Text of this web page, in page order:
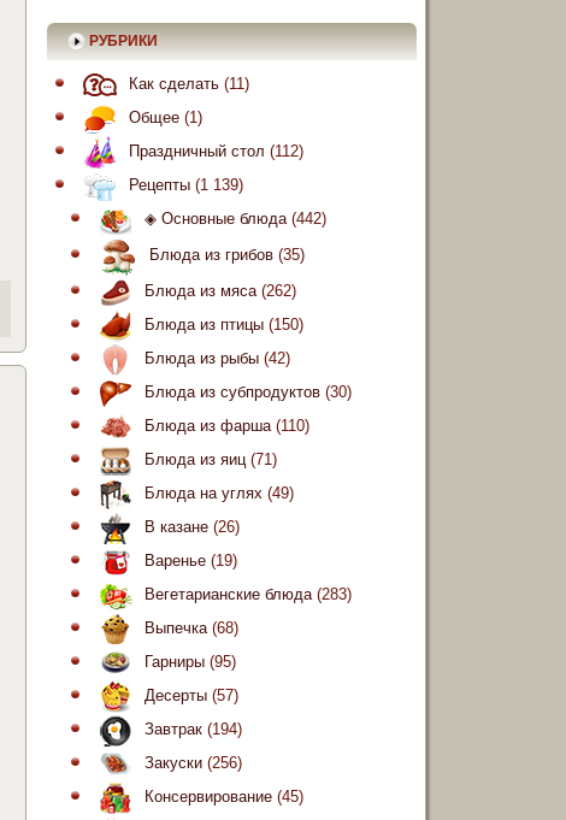
РУБРИКИ
Как сделать (11)
Общее (1)
Праздничный стол (112)
Рецепты (1 139)
◈ Основные блюда(442)
Блюда из грибов (35)
Блюда из мяса(262)
Блюда из птицы (150)
Блюда из рыбы (42)
Блюда из субпродуктов (30)
Блюда из фарша(110)
Блюда из яиц(71)
Блюда на углях (49)
В казане (26)
Варенье (19)
Вегетарианские блюда(283)
Выпечка(68)
Гарниры (95)
Десерты (57)
Завтрак (194)
Закуски (256)
Консервирование (45)